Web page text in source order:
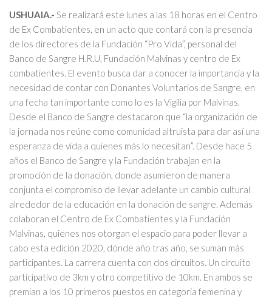
USHUAIA.- Se realizará este lunes a las 18 horas en el Centro
de Ex Combatientes, en un acto que contará con la presencia
de los directores de la Fundación “Pro Vida”, personal del
Banco de Sangre H.R.U, Fundación Malvinas y centro de Ex
combatientes. El evento busca dar a conocer la importancia y la
necesidad de contar con Donantes Voluntarios de Sangre, en
una fecha tan importante como lo es la Vigilia por Malvinas.
Desde el Banco de Sangre destacaron que “la organización de
la jornada nos reúne como comunidad altruista para dar así una
esperanza de vida a quienes más lo necesitan”. Desde hace 5
años el Banco de Sangre y la Fundación trabajan en la
promoción de la donación, donde asumieron de manera
conjunta el compromiso de llevar adelante un cambio cultural
alrededor de la educación en la donación de sangre. Además
colaboran el Centro de Ex Combatientes y la Fundación
Malvinas, quienes nos otorgan el espacio para poder llevar a
cabo esta edición 2020, dónde año tras año, se suman más
participantes. La carrera cuenta con dos circuitos. Un circuito
participativo de 3km y otro competitivo de 10km. En ambos se
premian a los 10 primeros puestos en categoría femenina y